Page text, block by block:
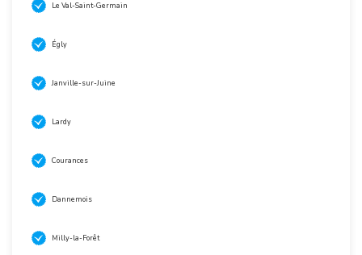
Le Val-Saint-Germain
Égly
Janville-sur-Juine
Lardy
Courances
Dannemois
Milly-la-Forêt